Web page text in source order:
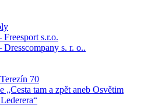
s.r.o.
s. r. o..
70
„Cesta tam a zpět aneb Osvětim